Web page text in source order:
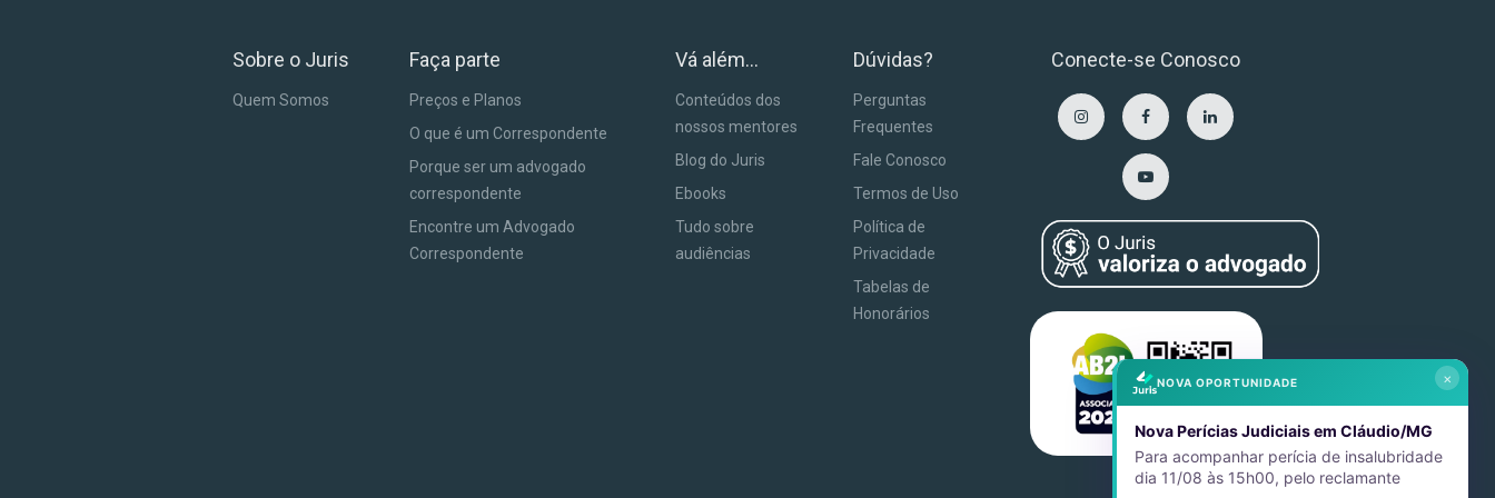
Sobre o Juris
Quem Somos
Faça parte
Preços e Planos
O que é um Correspondente
Porque ser um advogado
correspondente
Encontre um Advogado
Correspondente
Vá além...
Conteúdos dos
nossos mentores
Blog do Juris
Ebooks
Tudo sobre
audiências
Dúvidas?
Perguntas
Frequentes
Fale Conosco
Termos de Uso
Política de
Privacidade
Tabelas de
Honorários
Conecte-se Conosco
×
NOVA OPORTUNIDADE
Nova Perícias Judiciais em Cláudio/MG
Para acompanhar perícia de insalubridade
dia 11/08 às 15h00, pelo reclamante